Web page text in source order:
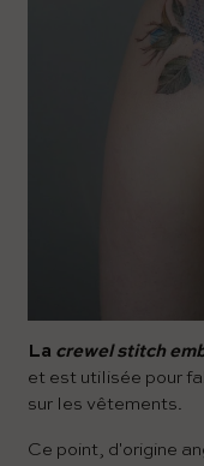
La crewel stitch
et est utilisée pour
sur les vêtements.
Ce point, d'origine